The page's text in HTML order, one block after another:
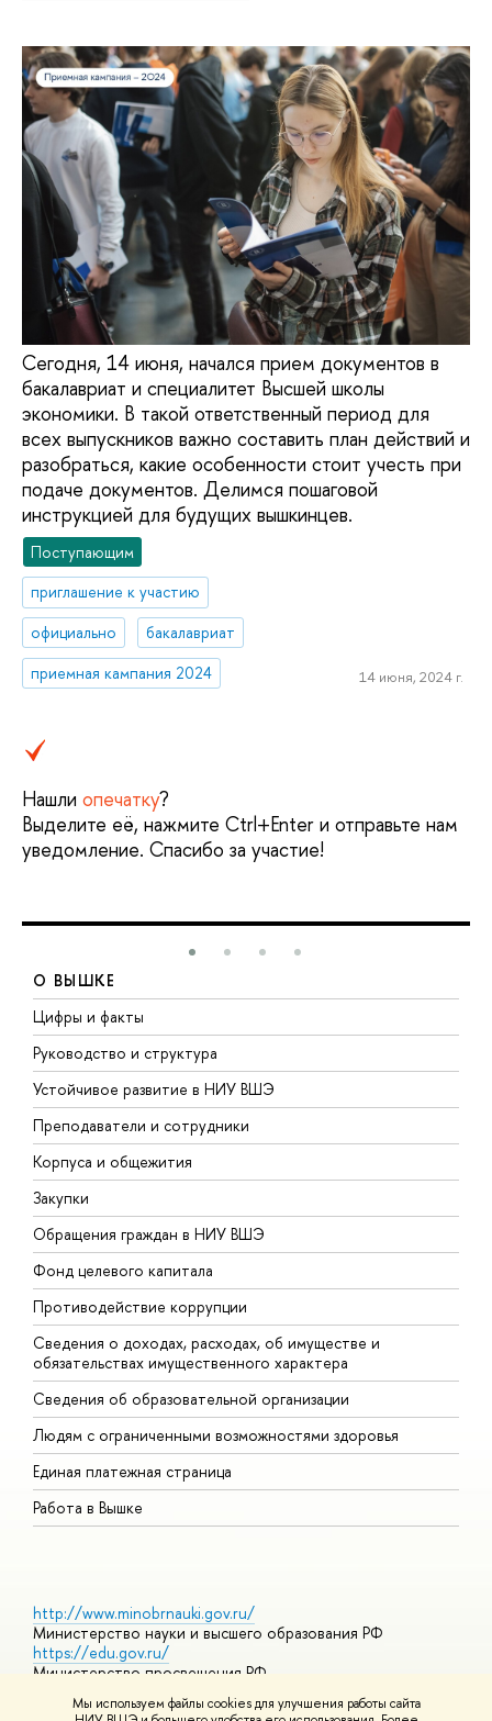
Мы используем файлы cookies для улучшения работы сайта
Сегодня, 14 июня, начался прием документов в
бакалавриат и специалитет Высшей школы
экономики. В такой ответственный период для
всех выпускников важно составить план действий и
разобраться, какие особенности стоит учесть при
подаче документов. Делимся пошаговой
инструкцией для будущих вышкинцев.
Поступающим
приглашение к участию
официально
бакалавриат
приемная кампания 2024
14 июня, 2024 г.
Нашли опечатку?
Выделите её, нажмите Ctrl+Enter и отправьте нам
уведомление. Спасибо за участие!
О ВЫШКЕ
Цифры и факты
Руководство и структура
Устойчивое развитие в НИУ ВШЭ
Преподаватели и сотрудники
Корпуса и общежития
Закупки
Обращения граждан в НИУ ВШЭ
Фонд целевого капитала
Противодействие коррупции
Сведения о доходах, расходах, об имуществе и
обязательствах имущественного характера
Сведения об образовательной организации
Людям с ограниченными возможностями здоровья
Единая платежная страница
Работа в Вышке
http://www.minobrnauki.gov.ru/
Министерство науки и высшего образования РФ
https://edu.gov.ru/
Министерство просвещения РФ
https://elearning.hse.ru/mooc
Массовые открытые онлайн-курсы